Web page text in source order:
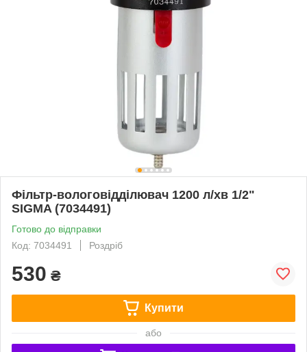
Фільтр-вологовідділювач 1200 л/хв 1/2"
SIGMA (7034491)
Готово до відправки
Код: 7034491
Роздріб
530 ₴
Купити
або